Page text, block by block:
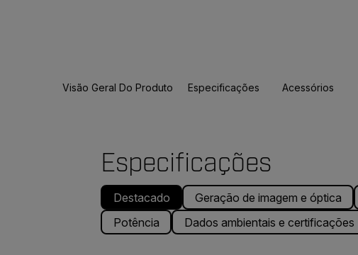
Visão Geral Do Produto Especificações Acessórios
Especificações
Destacado Geração de imagem e óptica
Potência
Dados ambientais e certificações